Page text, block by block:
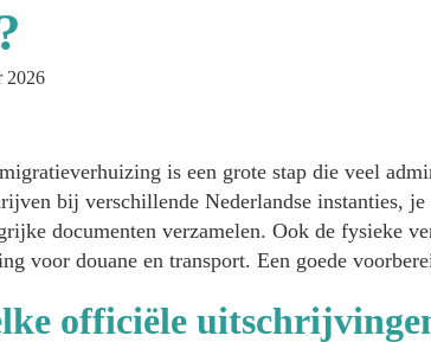
2026
is een grote stap die veel
bij verschillende Nederlandse instanties,
documenten verzamelen. Ook de fysieke
voor douane en transport. Een goede
officiële